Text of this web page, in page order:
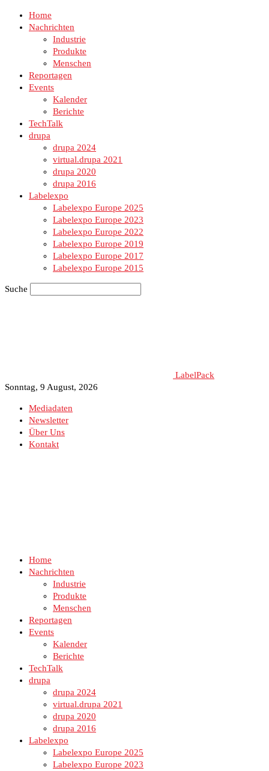
Home
Nachrichten
Industrie
Produkte
Menschen
Reportagen
Events
Kalender
Berichte
TechTalk
drupa
drupa 2024
virtual.drupa 2021
drupa 2020
drupa 2016
Labelexpo
Labelexpo Europe 2025
Labelexpo Europe 2023
Labelexpo Europe 2022
Labelexpo Europe 2019
Labelexpo Europe 2017
Labelexpo Europe 2015
Suche
LabelPack
Sonntag, 9 August, 2026
Mediadaten
Newsletter
Über Uns
Kontakt
Home
Nachrichten
Industrie
Produkte
Menschen
Reportagen
Events
Kalender
Berichte
TechTalk
drupa
drupa 2024
virtual.drupa 2021
drupa 2020
drupa 2016
Labelexpo
Labelexpo Europe 2025
Labelexpo Europe 2023